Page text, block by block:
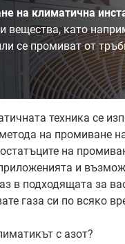
на климатична
вещества, като
се промиват от
техника се
на промиване
на
и
в подходящата за
газа си по всяко
с азот?